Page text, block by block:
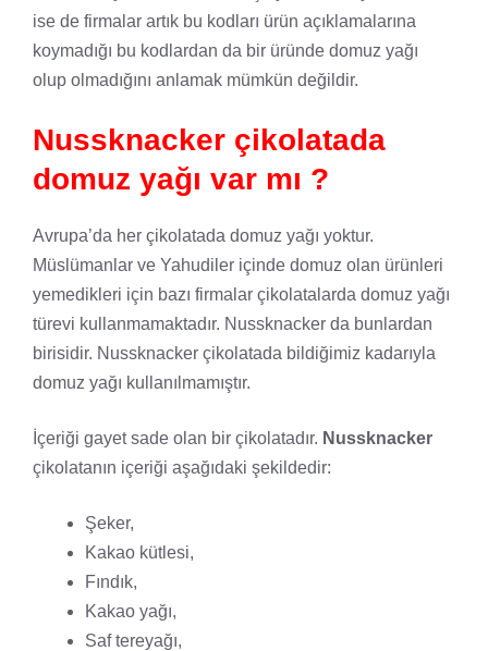
ise de firmalar artık bu kodları ürün açıklamalarına
koymadığı bu kodlardan da bir üründe domuz yağı
olup olmadığını anlamak mümkün değildir.
Nussknacker çikolatada
domuz yağı var mı ?
Avrupa’da her çikolatada domuz yağı yoktur.
Müslümanlar ve Yahudiler içinde domuz olan ürünleri
yemedikleri için bazı firmalar çikolatalarda domuz yağı
türevi kullanmamaktadır. Nussknacker da bunlardan
birisidir. Nussknacker çikolatada bildiğimiz kadarıyla
domuz yağı kullanılmamıştır.
İçeriği gayet sade olan bir çikolatadır. Nussknacker
çikolatanın içeriği aşağıdaki şekildedir:
Şeker,
Kakao kütlesi,
Fındık,
Kakao yağı,
Saf tereyağı,